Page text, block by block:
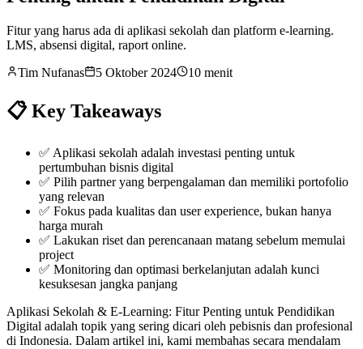
Fitur yang harus ada di aplikasi sekolah dan platform e-learning.
LMS, absensi digital, raport online.
Tim Nufanas
5 Oktober 2024 10 menit
📋 Key Takeaways
✅ Aplikasi sekolah adalah investasi penting untuk
pertumbuhan bisnis digital
✅ Pilih partner yang berpengalaman dan memiliki portofolio
yang relevan
✅ Fokus pada kualitas dan user experience, bukan hanya
harga murah
✅ Lakukan riset dan perencanaan matang sebelum memulai
project
✅ Monitoring dan optimasi berkelanjutan adalah kunci
kesuksesan jangka panjang
Aplikasi Sekolah & E-Learning: Fitur Penting untuk Pendidikan
Digital adalah topik yang sering dicari oleh pebisnis dan profesional
di Indonesia. Dalam artikel ini, kami membahas secara mendalam